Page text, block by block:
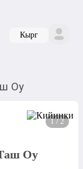
Кырг
Оу
1 / 2
Оу